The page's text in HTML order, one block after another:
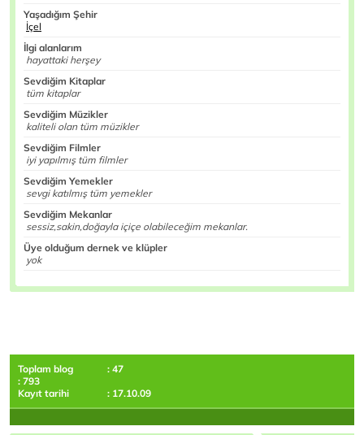
Yaşadığım Şehir
İçel
İlgi alanlarım
hayattaki herşey
Sevdiğim Kitaplar
tüm kitaplar
Sevdiğim Müzikler
kaliteli olan tüm müzikler
Sevdiğim Filmler
iyi yapılmış tüm filmler
Sevdiğim Yemekler
sevgi katılmış tüm yemekler
Sevdiğim Mekanlar
sessiz,sakin,doğayla içiçe olabileceğim mekanlar.
Üye olduğum dernek ve klüpler
yok
Toplam blog
: 47
: 793
Kayıt tarihi
: 17.10.09